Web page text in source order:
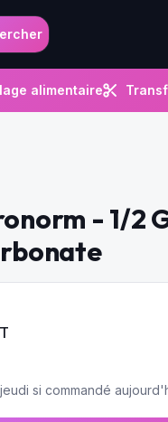
alimentaire
- 1/2
si commandé